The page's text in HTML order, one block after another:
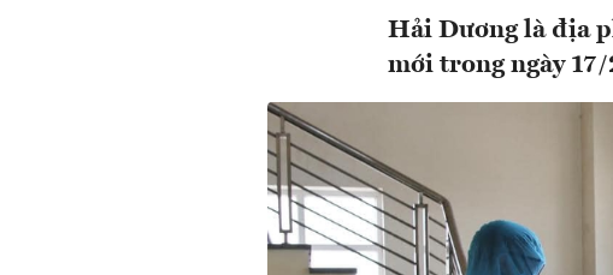
Hải Dương là địa
mới trong ngày 17/